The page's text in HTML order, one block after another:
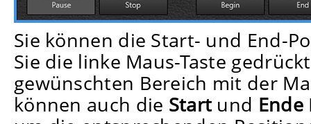
Sie können die Start- und End-
Sie die linke Maus-Taste
gewünschten Bereich mit der
können auch die Start und Ende